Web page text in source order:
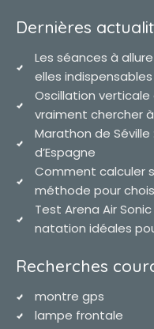
Dernières
Les séances à
elles indispensables
Oscillation
vraiment chercher
Marathon de
d’Espagne
Comment calculer
méthode pour
Test Arena Air
natation idéales
Recherches
montre gps
lampe frontale